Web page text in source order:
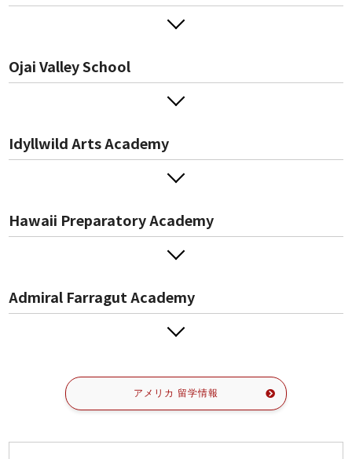
Ojai Valley School
Idyllwild Arts Academy
Hawaii Preparatory Academy
Admiral Farragut Academy
アメリカ 留学情報